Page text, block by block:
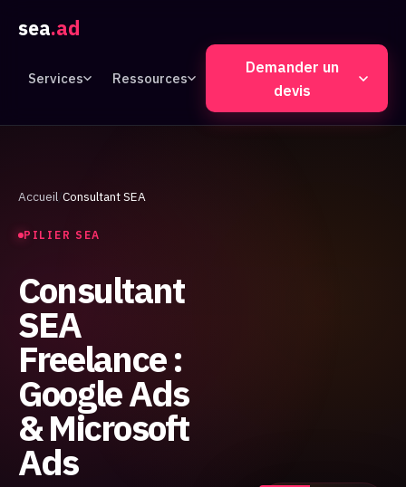
sea.ad
Services Ressources
Demander un
devis
Accueil Consultant SEA
PILIER SEA
Consultant
SEA
Freelance :
Google Ads
& Microsoft
Ads